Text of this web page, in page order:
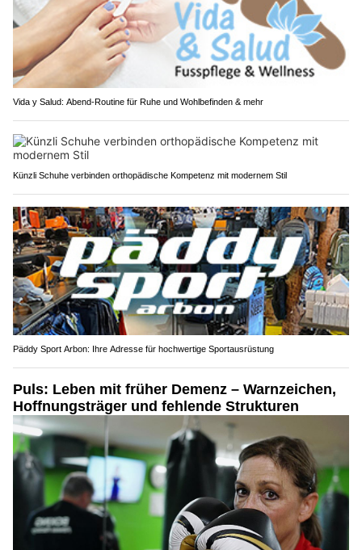
Vida y Salud: Abend-Routine für Ruhe und Wohlbefinden & mehr
Künzli Schuhe verbinden orthopädische Kompetenz mit modernem Stil
Päddy Sport Arbon: Ihre Adresse für hochwertige Sportausrüstung
Puls: Leben mit früher Demenz – Warnzeichen,
Hoffnungsträger und fehlende Strukturen